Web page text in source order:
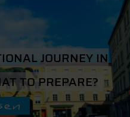
JOURNEY IN
TO PREPARE?